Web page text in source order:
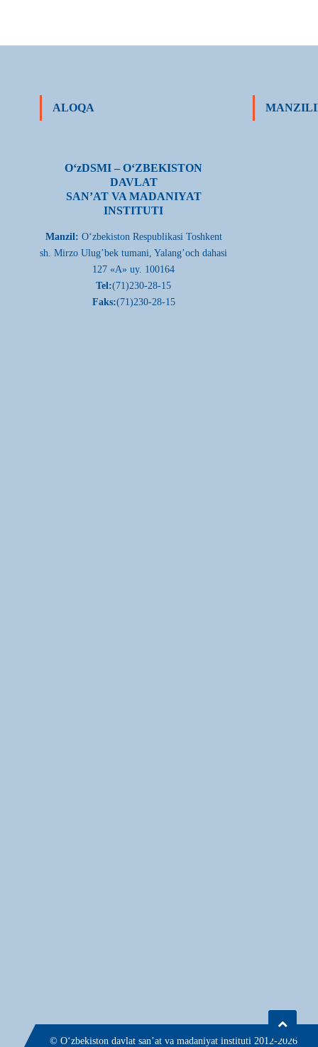
ALOQA
О‘zDSMI – О‘ZBEKISTON
DAVLAT
SAN’AT VA MADANIYAT
INSTITUTI
Manzil: О‘zbekiston Respublikasi Toshkent
sh. Mirzo Ulug’bek tumani, Yalang’och dahasi
127 «A» uy. 100164
Tel:(71)230-28-15
Faks:(71)230-28-15
© О‘zbekiston davlat san’at va madaniyat instituti 2012-2026